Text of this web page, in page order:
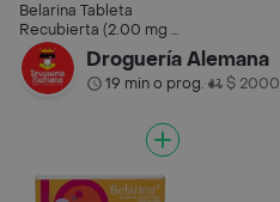
Belarina Tableta
Recubierta (2.00 mg /
0.02 mg)
Droguería Alemana
19 min o prog.• $ 2000